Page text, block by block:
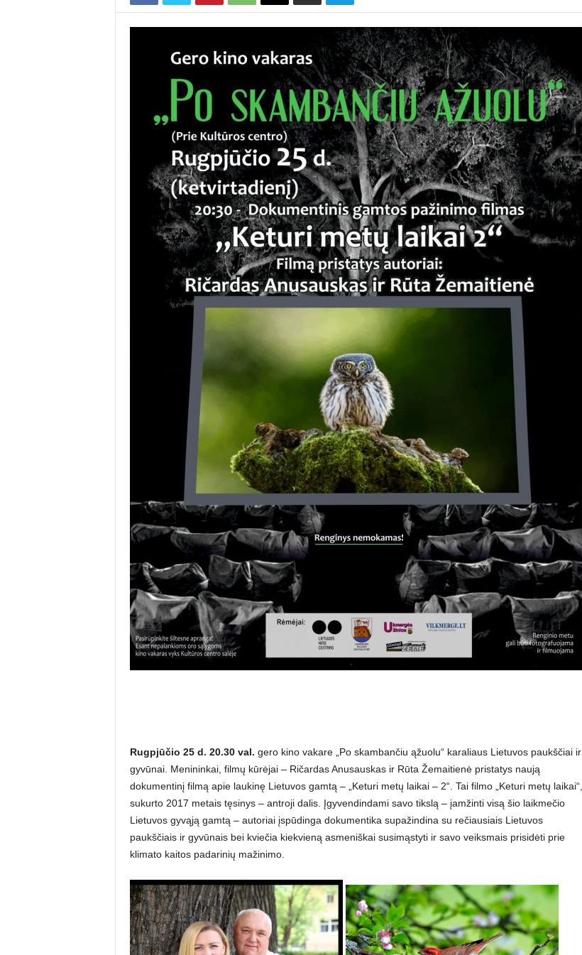
Rugpjūčio 25 d. 20.30 val. gero kino vakare „Po skambančiu ąžuolu“ karaliaus Lietuvos paukščiai ir
gyvūnai. Menininkai, filmų kūrėjai – Ričardas Anusauskas ir Rūta Žemaitienė pristatys naują
dokumentinį filmą apie laukinę Lietuvos gamtą – „Keturi metų laikai – 2“. Tai filmo „Keturi metų laikai“,
sukurto 2017 metais tęsinys – antroji dalis. Įgyvendindami savo tikslą – įamžinti visą šio laikmečio
Lietuvos gyvąją gamtą – autoriai įspūdinga dokumentika supažindina su rečiausiais Lietuvos
paukščiais ir gyvūnais bei kviečia kiekvieną asmeniškai susimąstyti ir savo veiksmais prisidėti prie
klimato kaitos padarinių mažinimo.